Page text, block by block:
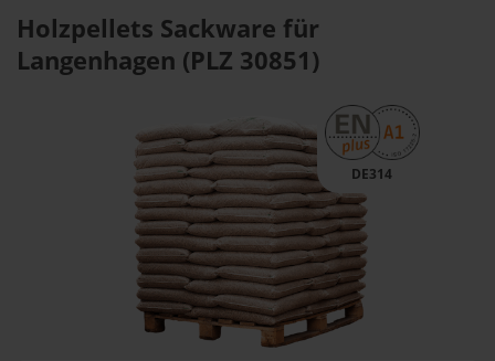
Holzpellets Sackware für
Langenhagen (PLZ 30851)
DE314